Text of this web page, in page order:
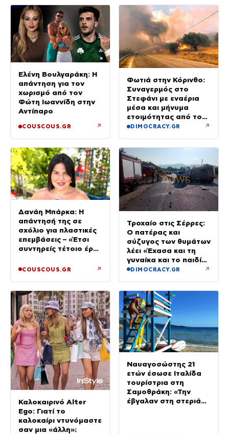
Ελένη Βουλγαράκη: Η
απάντηση για τον
χωρισμό από τον
Φώτη Ιωαννίδη στην
Αντίπαρο
COUSCOUS.GR ↗
Φωτιά στην Κόρινθο:
Συναγερμός στο
Στεφάνι με εναέρια
μέσα και μήνυμα
ετοιμότητας από το
112DIMOCRACY.GR ↗
Δανάη Μπάρκα: Η
απάντησή της σε
σχόλιο για πλαστικές
επεμβάσεις – «Έτσι
συντηρείς τέτοιο έργο
COUSCOUS.GR ↗
Τροχαίο στις Σέρρες:
Ο πατέρας και
σύζυγος των θυμάτων
λέει «Έχασα και τη
γυναίκα και το παιδί
μου, τα έχασα όλα»
DIMOCRACY.GR ↗
Καλοκαιρινό Alter
Ego: Γιατί το
καλοκαίρι ντυνόμαστε
σαν μια «άλλη»;
Ναυαγοσώστης 21
ετών έσωσε Ιταλίδα
τουρίστρια στη
Σαμοθράκη: «Την
έβγαλαν στη στεριά